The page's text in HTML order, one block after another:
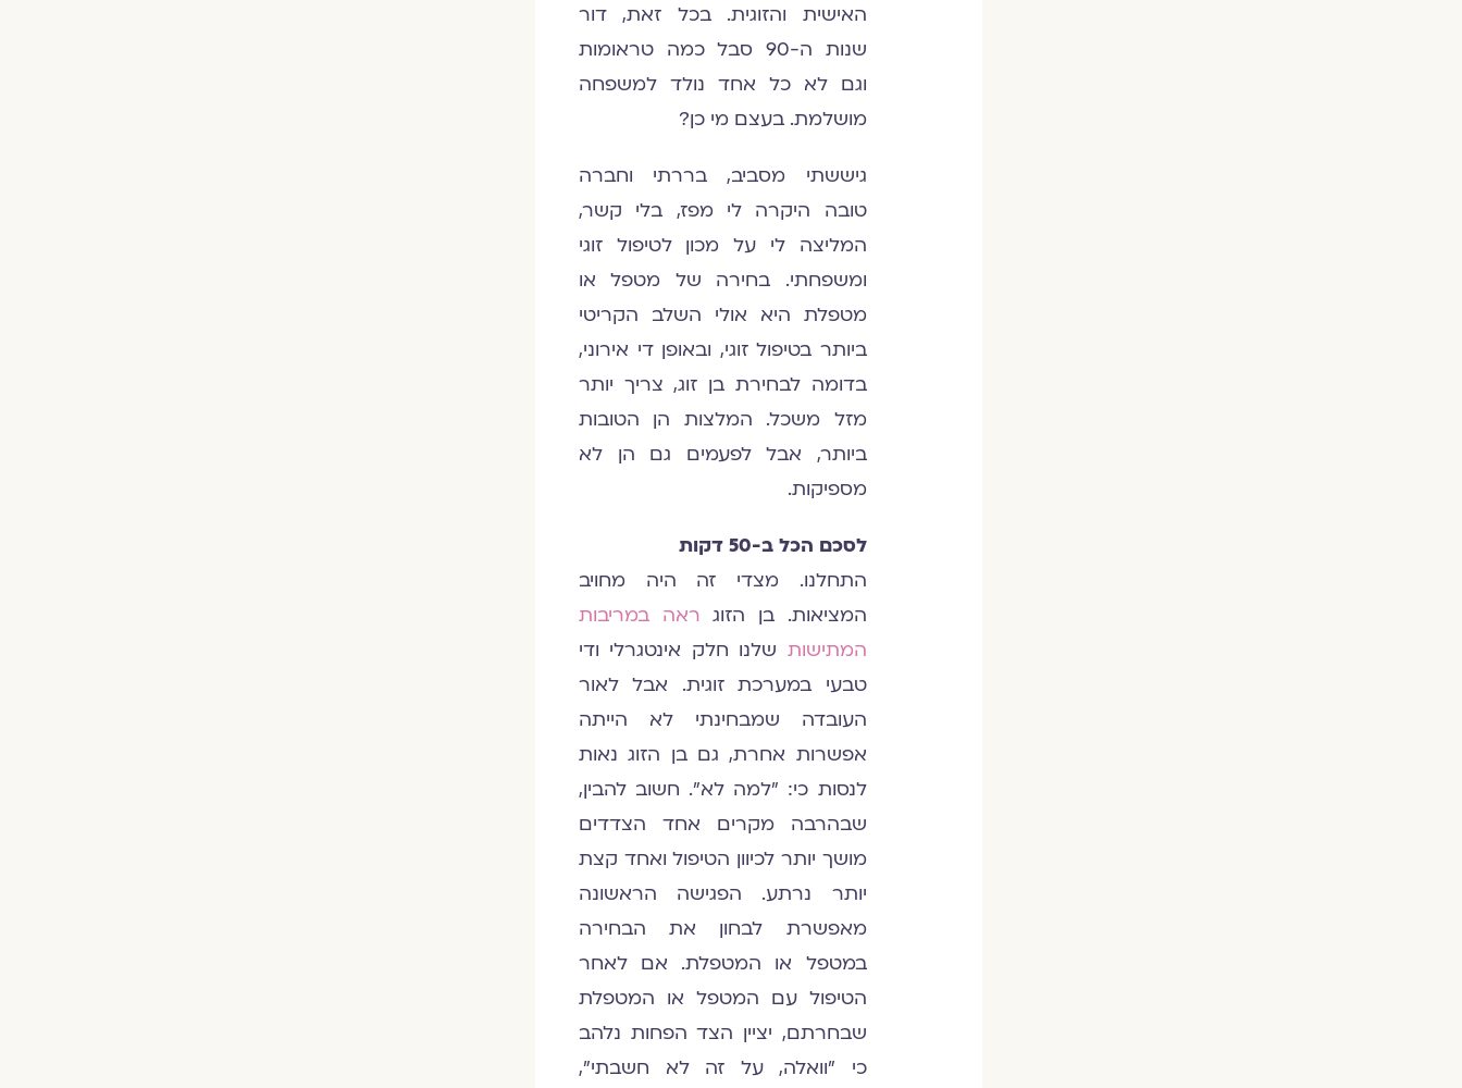
האישית והזוגית. בכל זאת, דור
שנות ה-90 סבל כמה טראומות
וגם לא כל אחד נולד למשפחה
מושלמת. בעצם מי כן?
גיששתי מסביב, בררתי וחברה
טובה היקרה לי מפז, בלי קשר,
המליצה לי על מכון לטיפול זוגי
ומשפחתי. בחירה של מטפל או
מטפלת היא אולי השלב הקריטי
ביותר בטיפול זוגי, ובאופן די אירוני,
בדומה לבחירת בן זוג, צריך יותר
מזל משכל. המלצות הן הטובות
ביותר, אבל לפעמים גם הן לא
מספיקות.
לסכם הכל ב-50 דקות
התחלנו. מצדי זה היה מחויב
המציאות. בן הזוג ראה במריבות
המתישות שלנו חלק אינטגרלי ודי
טבעי במערכת זוגית. אבל לאור
העובדה שמבחינתי לא הייתה
אפשרות אחרת, גם בן הזוג נאות
לנסות כי: "למה לא". חשוב להבין,
שבהרבה מקרים אחד הצדדים
מושך יותר לכיוון הטיפול ואחד קצת
יותר נרתע. הפגישה הראשונה
מאפשרת לבחון את הבחירה
במטפל או המטפלת. אם לאחר
הטיפול עם המטפל או המטפלת
שבחרתם, יציין הצד הפחות נלהב
כי "וואלה, על זה לא חשבתי",